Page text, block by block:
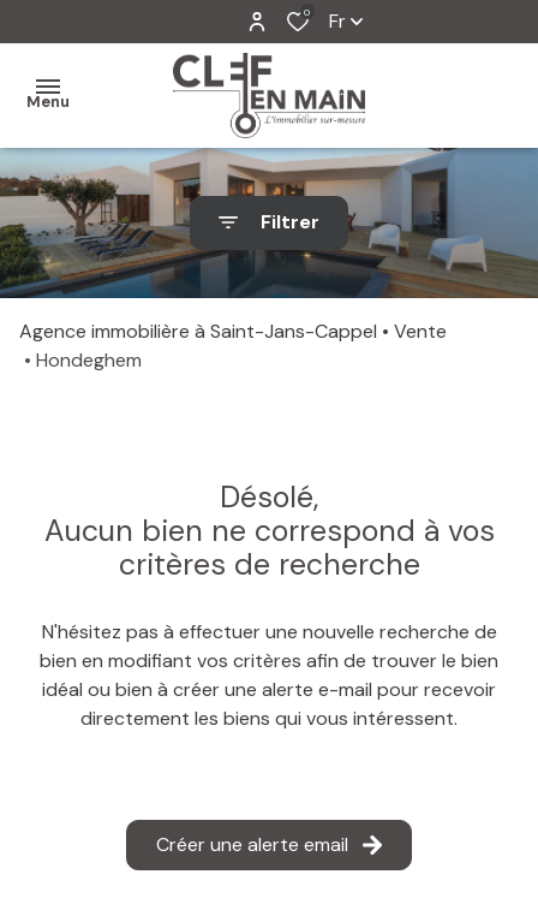
0 Fr
Menu
MON
AGENCE
MES
VENTES
MES
ALERTE
MAIL
Filtrer
Agence immobilière à Saint-Jans-Cappel
Vente
Hondeghem
Désolé,
Aucun bien ne correspond à vos
critères de recherche
N'hésitez pas à effectuer une nouvelle recherche de
bien en modifiant vos critères afin de trouver le bien
idéal ou bien à créer une alerte e-mail pour recevoir
directement les biens qui vous intéressent.
Créer une alerte email